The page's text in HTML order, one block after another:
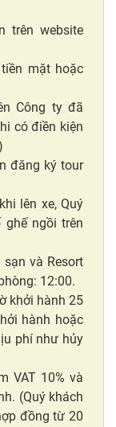
trên website
mặt hoặc
Công ty đã
có điền kiện
đăng ký tour
lên xe, Quý
ngồi trên
và Resort
12:00.
khởi hành 25
hành hoặc
phí như hủy
VAT 10% và
(Quý khách
đồng từ 20